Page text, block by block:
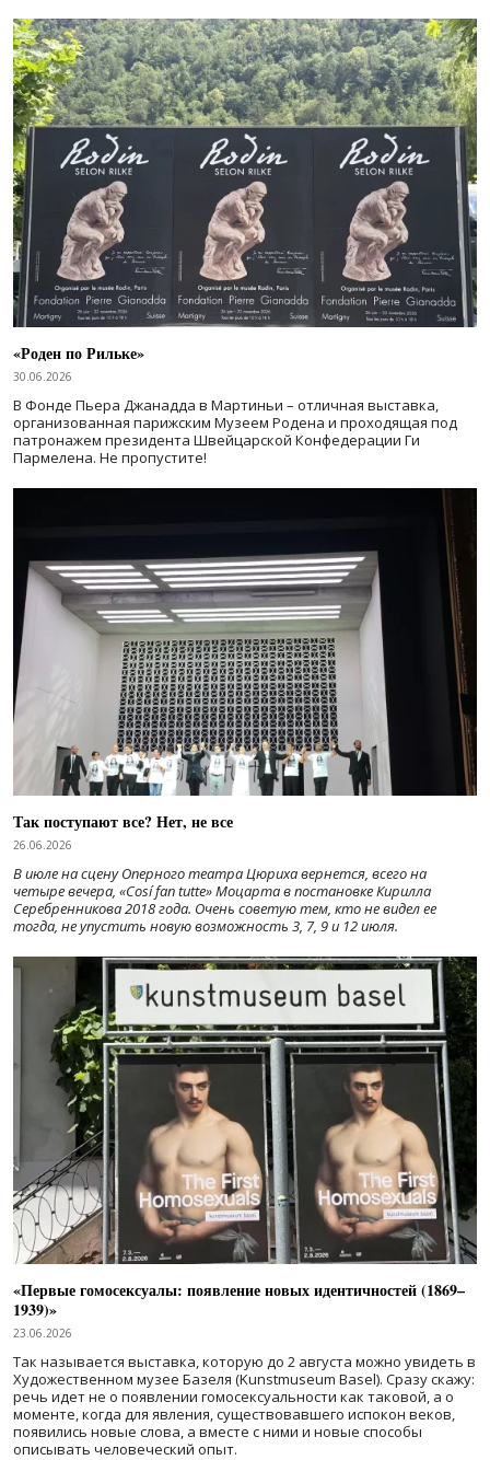
«Роден по Рильке»
30.06.2026
В Фонде Пьера Джанадда в Мартиньи – отличная выставка,
организованная парижским Музеем Родена и проходящая под
патронажем президента Швейцарской Конфедерации Ги
Пармелена. Не пропустите!
Так поступают все? Нет, не все
26.06.2026
В июле на сцену Оперного театра Цюриха вернется, всего на
четыре вечера, «Cosí fan tutte» Моцарта в постановке Кирилла
Серебренникова 2018 года. Очень советую тем, кто не видел ее
тогда, не упустить новую возможность 3, 7, 9 и 12 июля.
«Первые гомосексуалы: появление новых идентичностей (1869–
1939)»
23.06.2026
Так называется выставка, которую до 2 августа можно увидеть в
Художественном музее Базеля (Kunstmuseum Basel). Сразу скажу:
речь идет не о появлении гомосексуальности как таковой, а о
моменте, когда для явления, существовавшего испокон веков,
появились новые слова, а вместе с ними и новые способы
описывать человеческий опыт.